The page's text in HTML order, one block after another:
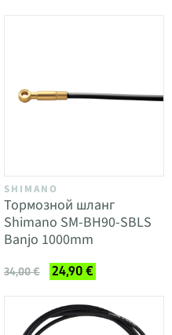
SHIMANO
Тормозной шланг
Shimano SM-BH90-SBLS
Banjo 1000mm
34,00 € 24,90 €